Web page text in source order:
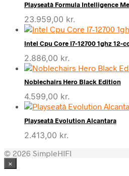
Playseatâ Formula Intelligence
23.959,00 kr.
Intel Cpu Core I7-12700 1ghz 12-
2.886,00 kr.
Noblechairs Hero Black Edition
4.599,00 kr.
Playseatâ Evolution Alcantara
2.413,00 kr.
© 2026 SimpleHIFI
×